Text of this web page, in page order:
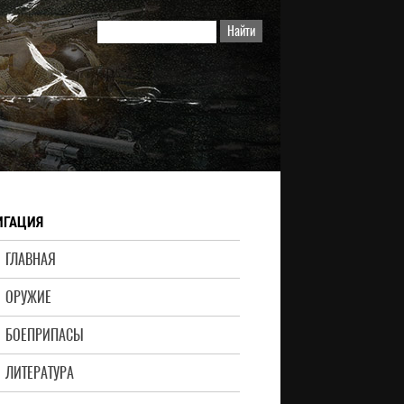
ГЛАВНАЯ
ОРУЖИЕ
БОЕПРИПАСЫ
ЛИТЕРАТУРА